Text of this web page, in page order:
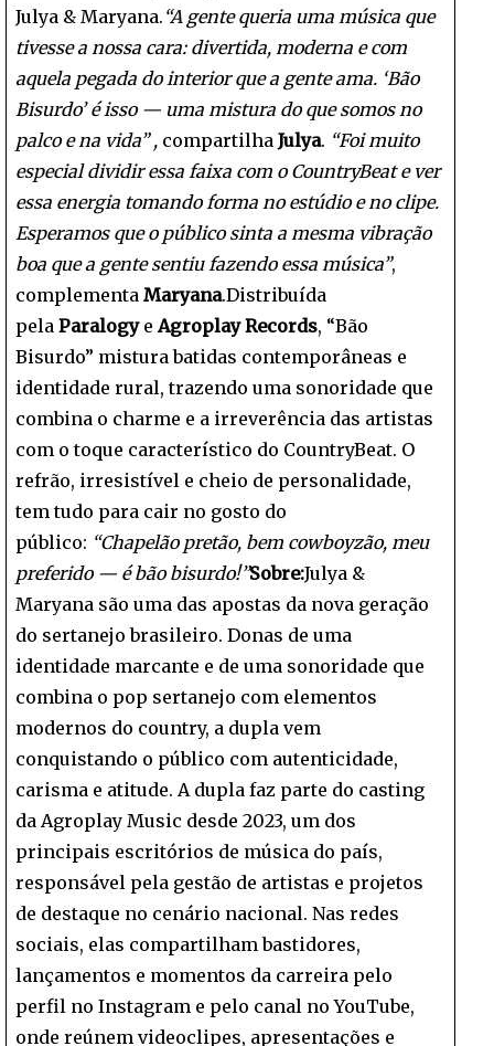
Julya & Maryana. “A gente queria uma música que
tivesse a nossa cara: divertida, moderna e com
aquela pegada do interior que a gente ama. ‘Bão
Bisurdo’ é isso — uma mistura do que somos no
palco e na vida” , compartilha Julya. “Foi muito
especial dividir essa faixa com o CountryBeat e ver
essa energia tomando forma no estúdio e no clipe.
Esperamos que o público sinta a mesma vibração
boa que a gente sentiu fazendo essa música”,
complementa Maryana.Distribuída
pela ParalogyeAgroplay Records, “Bão
Bisurdo” mistura batidas contemporâneas e
identidade rural, trazendo uma sonoridade que
combina o charme e a irreverência das artistas
com o toque característico do CountryBeat. O
refrão, irresistível e cheio de personalidade,
tem tudo para cair no gosto do
público: “Chapelão pretão, bem cowboyzão, meu
preferido — é bão bisurdo!”Sobre:Julya &
Maryana são uma das apostas da nova geração
do sertanejo brasileiro. Donas de uma
identidade marcante e de uma sonoridade que
combina o pop sertanejo com elementos
modernos do country, a dupla vem
conquistando o público com autenticidade,
carisma e atitude. A dupla faz parte do casting
da Agroplay Music desde 2023, um dos
principais escritórios de música do país,
responsável pela gestão de artistas e projetos
de destaque no cenário nacional. Nas redes
sociais, elas compartilham bastidores,
lançamentos e momentos da carreira pelo
perfil no Instagram e pelo canal no YouTube,
onde reúnem videoclipes, apresentações e